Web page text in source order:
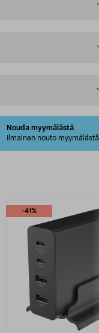
Nouda myymälästä
Ilmainen nouto myymälästä
-41%